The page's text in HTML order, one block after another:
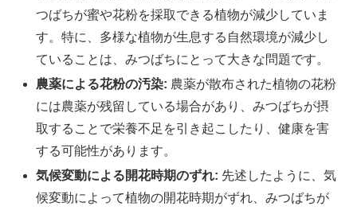
つばちが蜜や花粉を採取できる植物が減少していま
す。特に、多様な植物が生息する自然環境が減少し
ていることは、みつばちにとって大きな問題です。
農薬による花粉の汚染: 農薬が散布された植物の花粉
には農薬が残留している場合があり、みつばちが摂
取することで栄養不足を引き起こしたり、健康を害
する可能性があります。
気候変動による開花時期のずれ: 先述したように、気
候変動によって植物の開花時期がずれ、みつばちが